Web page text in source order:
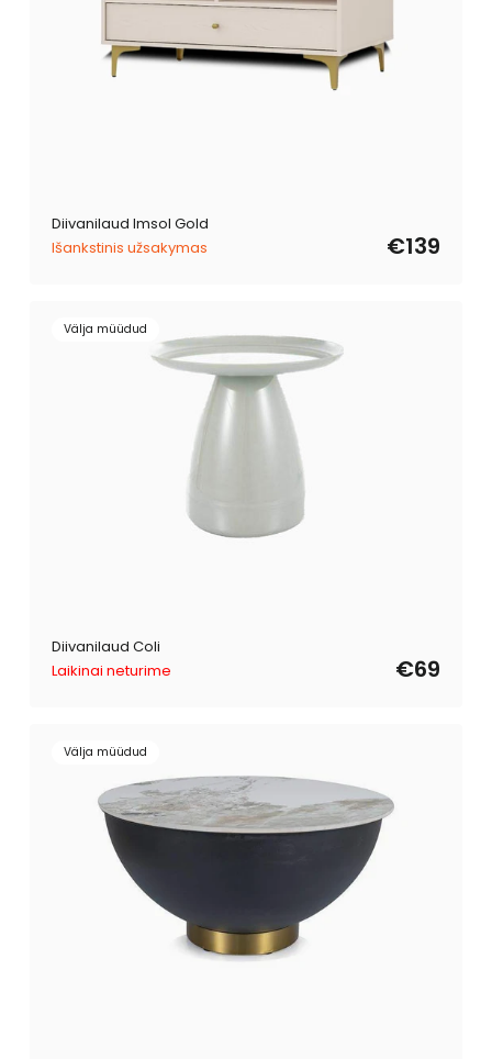
Diivanilaud Imsol Gold
Išankstinis užsakymas
€139
Välja müüdud
Diivanilaud Coli
Laikinai neturime
€69
Välja müüdud